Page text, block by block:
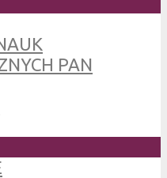
PAN